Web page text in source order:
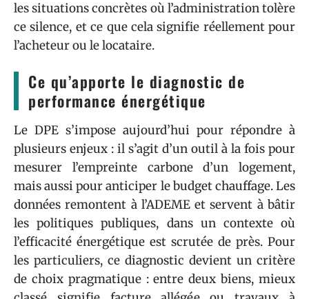
les situations concrètes où l’administration tolère
ce silence, et ce que cela signifie réellement pour
l’acheteur ou le locataire.
Ce qu’apporte le diagnostic de
performance énergétique
Le DPE s’impose aujourd’hui pour répondre à
plusieurs enjeux : il s’agit d’un outil à la fois pour
mesurer l’empreinte carbone d’un logement,
mais aussi pour anticiper le budget chauffage. Les
données remontent à l’ADEME et servent à bâtir
les politiques publiques, dans un contexte où
l’efficacité énergétique est scrutée de près. Pour
les particuliers, ce diagnostic devient un critère
de choix pragmatique : entre deux biens, mieux